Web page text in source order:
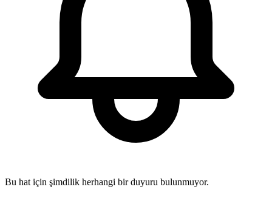
Bu hat için şimdilik herhangi bir duyuru bulunmuyor.